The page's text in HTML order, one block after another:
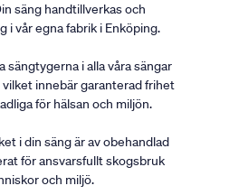
säng handtillverkas och
i vår egna fabrik i Enköping.
sängtygerna i alla våra sängar
innebär garanterad frihet
för hälsan och miljön.
i din säng är av obehandlad
för ansvarsfullt skogsbruk
och miljö.